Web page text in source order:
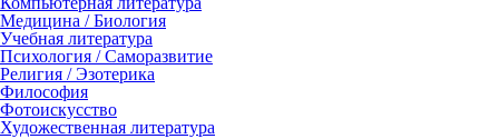
Медицина / Биология
Учебная литература
Психология / Саморазвитие
Религия / Эзотерика
Философия
Фотоискусство
Художественная литература